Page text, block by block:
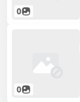
0
0